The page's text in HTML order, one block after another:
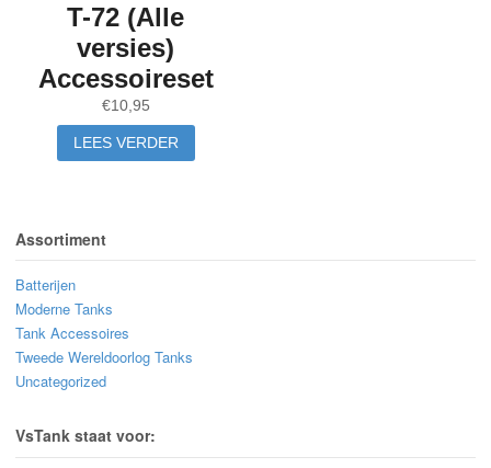
T-72 (Alle
versies)
Accessoireset
€10,95
LEES VERDER
Assortiment
Batterijen
Moderne Tanks
Tank Accessoires
Tweede Wereldoorlog Tanks
Uncategorized
VsTank staat voor: